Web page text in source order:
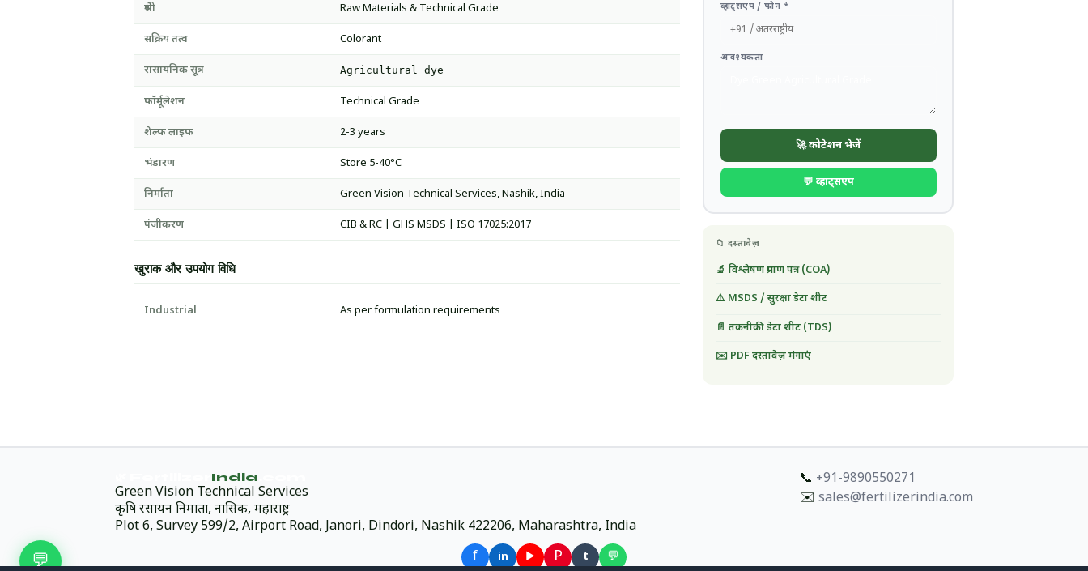
श्रेणी Raw Materials & Technical Grade
सक्रिय तत्व Colorant
रासायनिक सूत्र Agricultural dye
फॉर्मूलेशन Technical Grade
शेल्फ लाइफ 2-3 years
भंडारण Store 5-40°C
निर्माता Green Vision Technical Services, Nashik, India
पंजीकरण CIB & RC | GHS MSDS | ISO 17025:2017
खुराक और उपयोग विधि
Industrial As per formulation requirements
व्हाट्सएप / फोन *
आवश्यकता
🚀 कोटेशन भेजें
💬 व्हाट्सएप
📁 दस्तावेज़
🔬 विश्लेषण प्रमाण पत्र (COA)
⚠️ MSDS / सुरक्षा डेटा शीट
📄 तकनीकी डेटा शीट (TDS)
✉️ PDF दस्तावेज़ मंगाएं
India
Green Vision Technical Services
कृषि रसायन निर्माता, नासिक, महाराष्ट्र
Plot 6, Survey 599/2, Airport Road, Janori, Dindori, Nashik 422206, Maharashtra, India
📞 +91-9890550271
✉️ sales@fertilizerindia.com
f in ▶ P t 💬
💬